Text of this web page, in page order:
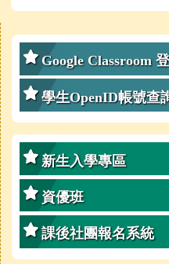
右邊區域內容
Google Classroom
學生OpenID帳號查
新生入學專區
資優班
課後社團報名系統